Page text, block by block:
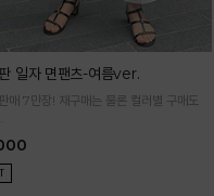
일자 면팬츠-여름ver.
매 7만장! 재구매는 물론 컬러별 구매도